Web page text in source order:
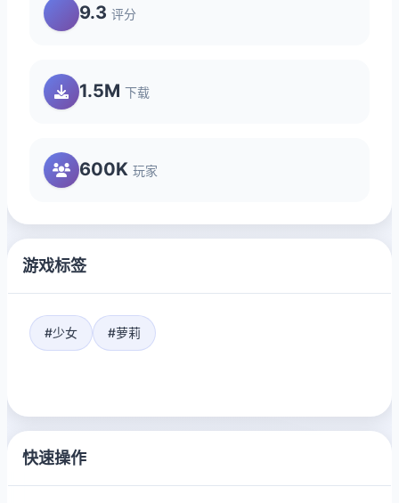
9.3 评分
1.5M 下载
600K 玩家
游戏标签
#少女 #萝莉
快速操作